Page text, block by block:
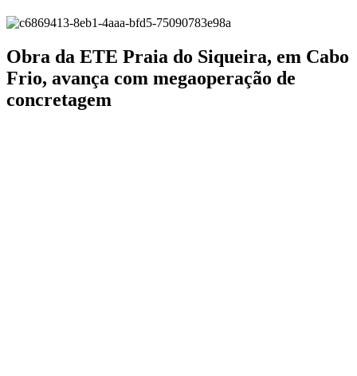
Obra da ETE Praia do Siqueira, em Cabo
Frio, avança com megaoperação de
concretagem